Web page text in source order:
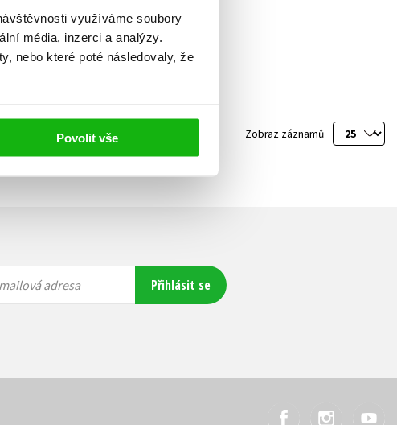
využíváme soubory
média, inzerci a analýzy.
nebo které poté následovaly, že
Povolit vše Zobraz záznamů
1 Další
adresa Přihlásit se